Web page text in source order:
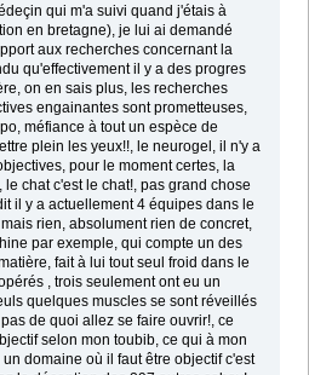
qui m'a suivi quand j'étais à
en bretagne), je lui ai demandé
aux recherches concernant la
qu'effectivement il y a des progres
on en sais plus, les recherches
engainantes sont prometteuses,
méfiance à tout un espèce de
plein les yeux!!, le neurogel, il n'y a
pour le moment certes, la
chat c'est le chat!, pas grand chose
il y a actuellement 4 équipes dans le
rien, absolument rien de concret,
par exemple, qui compte un des
fait à lui tout seul froid dans le
, trois seulement ont eu un
quelques muscles se sont réveillés
de quoi allez se faire ouvrir!, ce
selon mon toubib, ce qui à mon
domaine où il faut être objectif c'est